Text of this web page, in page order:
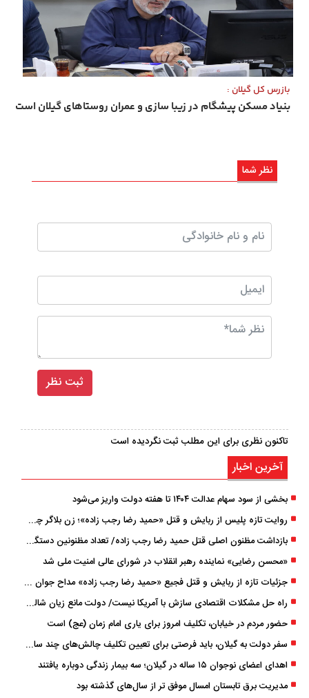
بازرس کل گیلان :
بنیاد مسکن پیشگام در زیبا سازی و عمران روستاهای گیلان است
نظر شما
تاکنون نظری برای این مطلب ثبت نگردیده است
آخرین اخبار
بخشی از سود سهام عدالت ۱۴۰۴ تا هفته دولت واریز می‌شود
روایت تازه پلیس از ربایش و قتل «حمید رضا رجب ‌زاده»؛ زن بلاگر چگونه مداح جوان را به دام انداخت؟
بازداشت مظنون اصلی قتل حمید رضا رجب‌ زاده/ تعداد مظنونین دستگیر شده به ۵ نفر رسید
«محسن رضایی» نماینده رهبر انقلاب در شورای عالی امنیت ملی شد
جزئیات تازه از ربایش و قتل فجیع «حمید رضا رجب زاده» مداح جوان تهرانی؛ ۴ متهم بازداشت شدند
راه حل مشکلات اقتصادی سازش با آمریکا نیست/ دولت مانع زیان شالیکاران شود
حضور مردم در خیابان، تکلیف امروز برای یاری امام زمان (عج) است
سفر دولت به گیلان، باید فرصتی برای تعیین تکلیف چالش‌های چند ساله استان باشد
اهدای اعضای نوجوان ۱۵ ساله در گیلان؛ سه بیمار زندگی دوباره یافتند
مدیریت برق تابستان امسال موفق ‌تر از سال‌های گذشته بود